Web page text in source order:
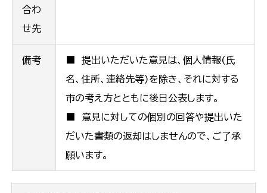
合わ
せ先
備考
■ 提出いただいた意見は、個人情報(氏
名、住所、連絡先等)を除き、それに対する
市の考え方とともに後日公表します。
■ 意見に対しての個別の回答や提出いた
だいた書類の返却はしませんので、ご了承
願います。